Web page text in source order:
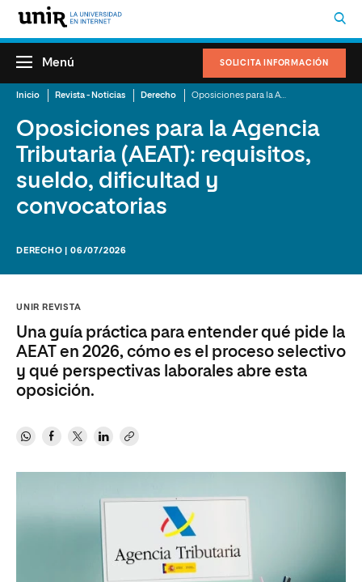
SOLICITA INFORMACIÓN
Menú
Inicio Revista - Noticias Derecho
Oposiciones para la Agencia
Tributaria (AEAT): requisitos,
sueldo, dificultad y
convocatorias
DERECHO | 06/07/2026
UNIR REVISTA
Una guía práctica para entender qué pide la
AEAT en 2026, cómo es el proceso selectivo
y qué perspectivas laborales abre esta
oposición.